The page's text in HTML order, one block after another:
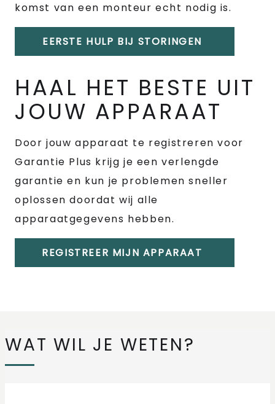
komst van een monteur echt nodig is.
EERSTE HULP BIJ STORINGEN
HAAL HET BESTE UIT
JOUW APPARAAT
Door jouw apparaat te registreren voor
Garantie Plus krijg je een verlengde
garantie en kun je problemen sneller
oplossen doordat wij alle
apparaatgegevens hebben.
REGISTREER MIJN APPARAAT
WAT WIL JE WETEN?